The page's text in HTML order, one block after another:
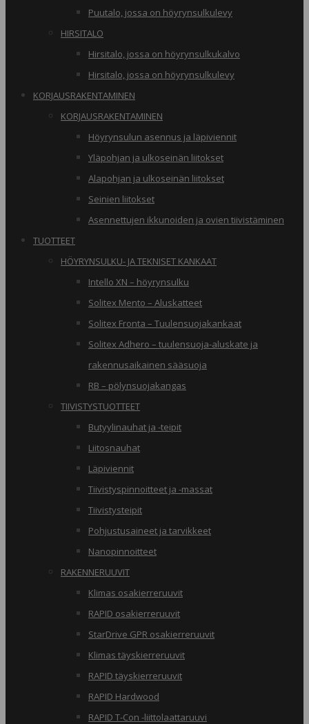
Puutalo, jossa on höyrynsulkulevy
HIRSITALO
Hirsitalo, jossa on höyrynsulkukalvo
Hirsitalo, jossa on höyrynsulkulevy
KORJAUSRAKENTAMINEN
KORJAUSRAKENTAMINEN
Höyrynsulun asennus ja läpiviennit
Yläpohjan ja ulkoseinän liitokset
Alapohjan ja ulkoseinän liitokset
Seinien liitokset
Asennettujen ikkunoiden ja ovien tiivistäminen
TUOTTEET
HÖYRYNSULKU- JA TEKNISET KANKAAT
Intello XN – höyrynsulku
Solitex Mento – Aluskatteet
Solitex Fronta – Tuulensuojakankaat
Solitex Adhero – tuulensuoja-aluskate ja
rakennusaikainen sääsuoja
RB – pölynsuojakangas
TIIVISTYSTUOTTEET
Butyylinauhat ja -teipit
Liitosnauhat
Läpiviennit
Tiivistyspinnoitteet ja -massat
Tiivistysteipit
Pohjustusaineet ja tarvikkeet
Nanopinnoitteet
RAKENNERUUVIT
Klimas osakierreruuvit
RAPID osakierreruuvit
StarDrive GPR osakierreruuvit
Klimas täyskierreruuvit
RAPID täyskierreruuvit
RAPID Hardwood
RAPID T-Con -liittolaattaruuvi